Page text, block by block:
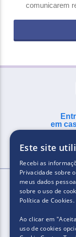
comunicarem
em
2025.​​
Este site
Recebi as
Privacidade sobre
meus dados
sobre o uso de
Política de Cookies.
Ao clicar em
uso de cookies